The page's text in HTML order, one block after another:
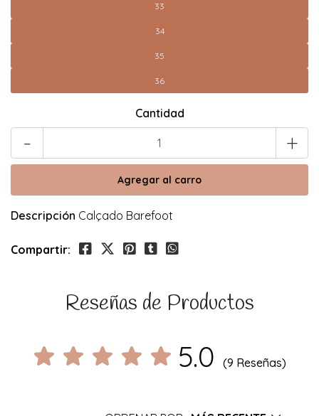
33
34
35
36
Cantidad
- +
Descripción Calçado Barefoot
Compartir:
Reseñas de Productos
5.0 (9 Reseñas)